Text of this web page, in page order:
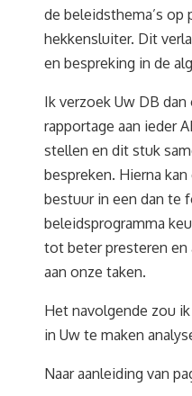
de beleidsthema’s op
hekkensluiter. Dit
en bespreking in de
Ik verzoek Uw DB
rapportage aan ieder
stellen en dit stuk
bespreken. Hierna
bestuur in een dan te
beleidsprogramma
tot beter presteren
aan onze taken.
Het navolgende zou
in Uw te maken
Naar aanleiding van